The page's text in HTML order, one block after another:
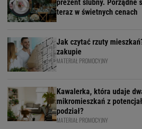
prezent ślubny. Porządne
teraz w świetnych cenach
Jak czytać rzuty
zakupie
MATERIAŁ PROMOCYJNY
Kawalerka, która udaje
mikromieszkań z
podział?
MATERIAŁ PROMOCYJNY